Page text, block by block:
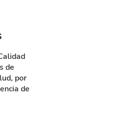
de
por
de